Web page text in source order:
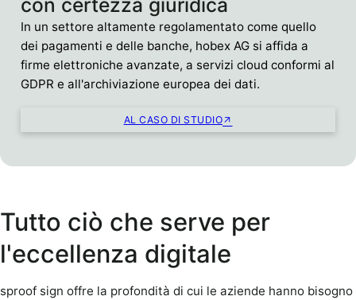
In un settore altamente regolamentato come quello
dei pagamenti e delle banche, hobex AG si affida a
firme elettroniche avanzate, a servizi cloud conformi al
GDPR e all'archiviazione europea dei dati.
AL CASO DI STUDIO
Tutto ciò che serve per
l'eccellenza digitale
sproof sign offre la profondità di cui le aziende hanno bisogno